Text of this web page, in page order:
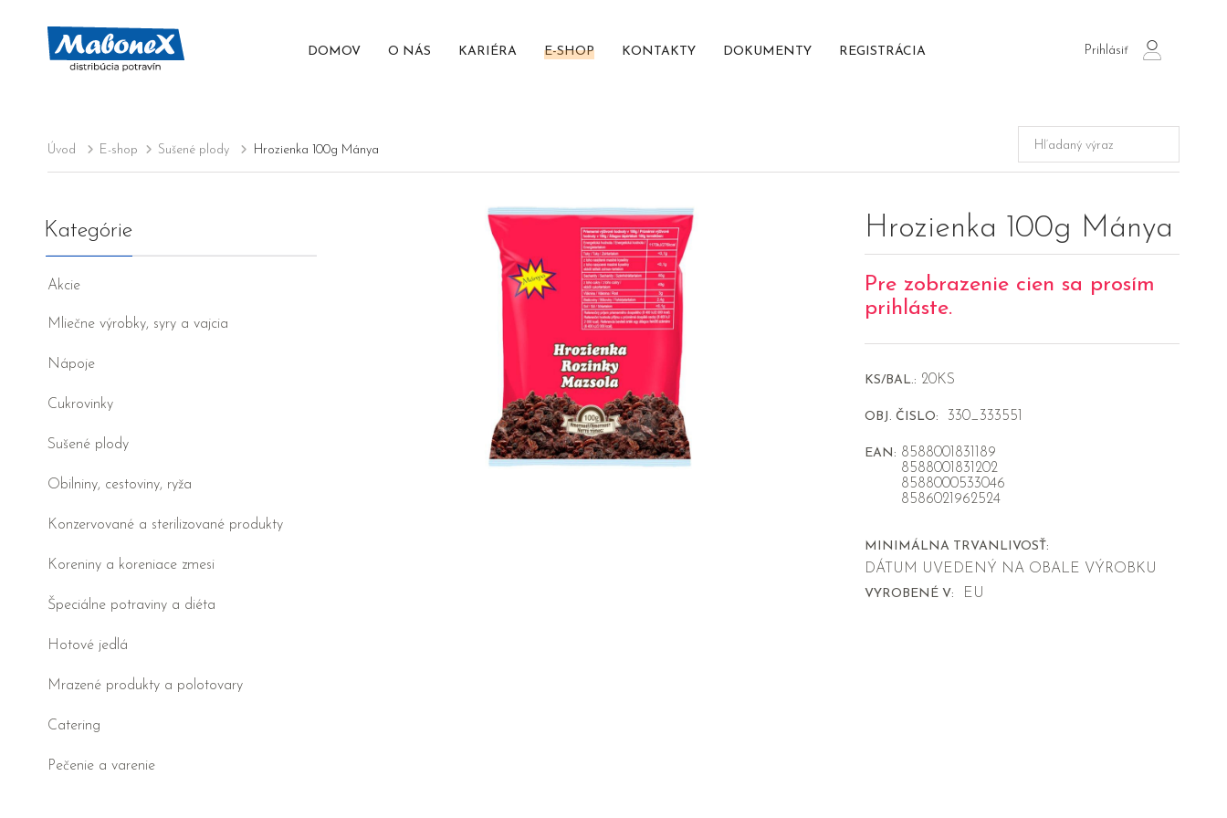
DOMOV O NÁS KARIÉRA E-SHOP KONTAKTY DOKUMENTY REGISTRÁCIA Prihlásiť
login
Úvod E-shop Sušené plody Hrozienka 100g Mánya
Kategórie
Akcie
Mliečne výrobky, syry a vajcia
Nápoje
Cukrovinky
Sušené plody
Obilniny, cestoviny, ryža
Konzervované a sterilizované produkty
Koreniny a koreniace zmesi
Špeciálne potraviny a diéta
Hotové jedlá
Mrazené produkty a polotovary
Catering
Pečenie a varenie
Hrozienka 100g Mánya
Pre zobrazenie cien sa prosím
prihláste.
KS/BAL.: 20KS
OBJ. ČISLO: 330_333551
EAN: 8588001831189
8588001831202
8588000533046
8586021962524
MINIMÁLNA TRVANLIVOSŤ:
DÁTUM UVEDENÝ NA OBALE VÝROBKU
VYROBENÉ V: EU